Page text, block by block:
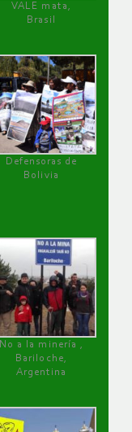
VALE mata,
Brasil
Defensoras de
Bolivia
No a la minería ,
Bariloche,
Argentina